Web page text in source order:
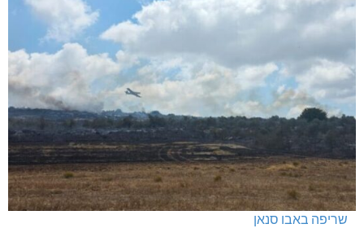
שריפה באבו סנאן